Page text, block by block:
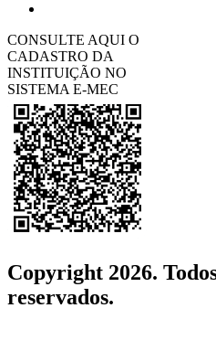
CONSULTE AQUI O
CADASTRO DA
INSTITUIÇÃO NO
SISTEMA E-MEC
Copyright 2026.
reservados.